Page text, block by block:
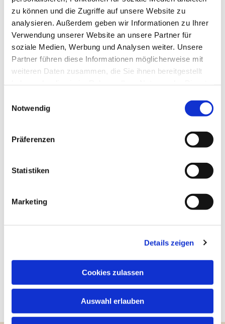
zu können und die Zugriffe auf unsere Website zu
analysieren. Außerdem geben wir Informationen zu Ihrer
Verwendung unserer Website an unsere Partner für
soziale Medien, Werbung und Analysen weiter. Unsere
Partner führen diese Informationen möglicherweise mit
weiteren Daten zusammen, die Sie ihnen bereitgestellt
Notwendig
Präferenzen
Statistiken
Marketing
Details zeigen
Cookies zulassen
Auswahl erlauben
Dies könnte Sie auch
interessieren